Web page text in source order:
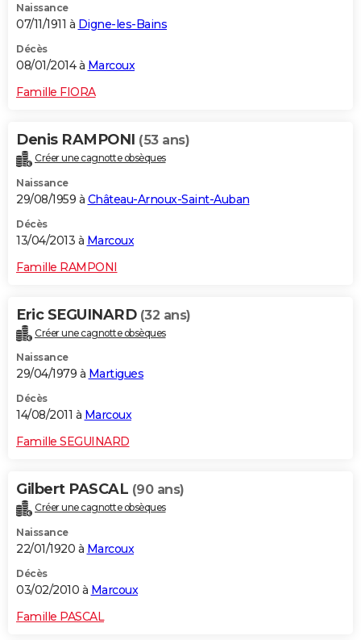
Naissance
07/11/1911 à Digne-les-Bains
Décès
08/01/2014 à Marcoux
Famille FIORA
Denis RAMPONI (53 ans)
Créer une cagnotte obsèques
Naissance
29/08/1959 à Château-Arnoux-Saint-Auban
Décès
13/04/2013 à Marcoux
Famille RAMPONI
Eric SEGUINARD (32 ans)
Créer une cagnotte obsèques
Naissance
29/04/1979 à Martigues
Décès
14/08/2011 à Marcoux
Famille SEGUINARD
Gilbert PASCAL (90 ans)
Créer une cagnotte obsèques
Naissance
22/01/1920 à Marcoux
Décès
03/02/2010 à Marcoux
Famille PASCAL